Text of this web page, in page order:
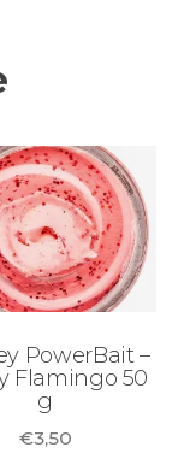
PowerBait –
Flamingo 50
g
€3,50